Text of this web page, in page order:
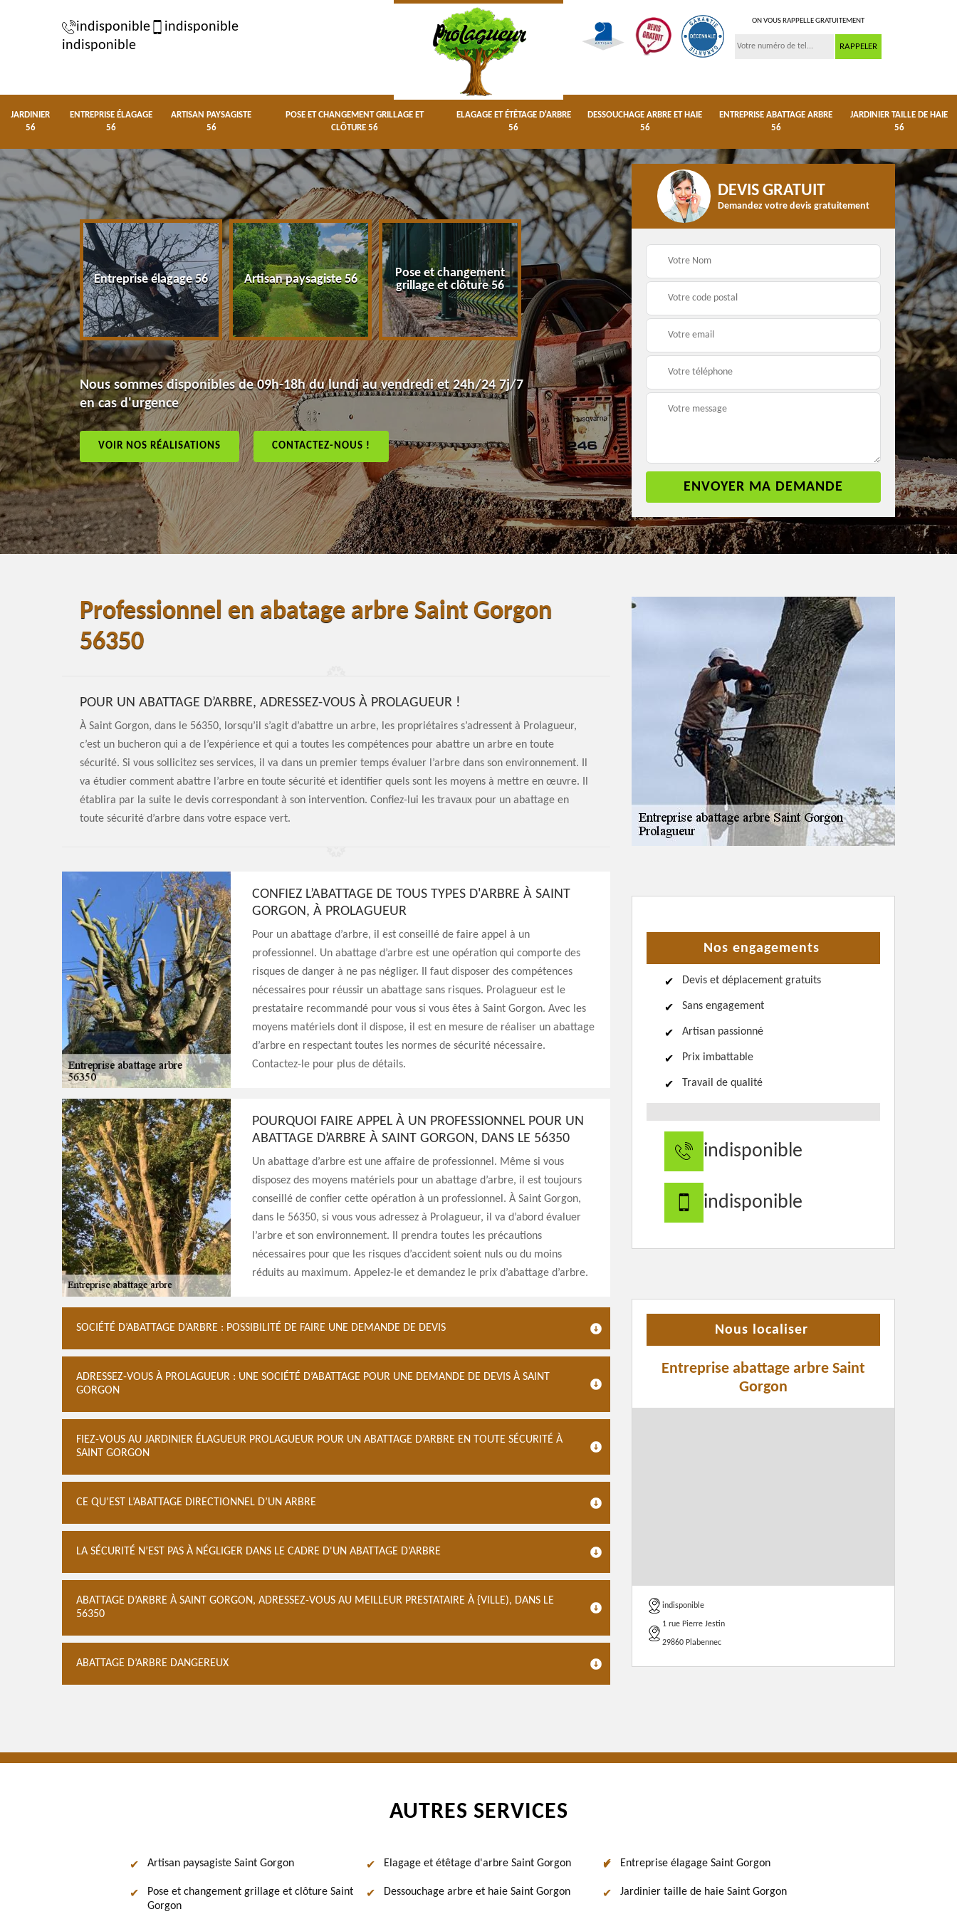
indisponible
indisponible
indisponible
ON VOUS RAPPELLE GRATUITEMENT
JARDINIER
56
ENTREPRISE ÉLAGAGE
56
ARTISAN PAYSAGISTE
56
POSE ET CHANGEMENT GRILLAGE ET
CLÔTURE 56
ELAGAGE ET ÉTÊTAGE D'ARBRE
56
DESSOUCHAGE ARBRE ET HAIE
56
ENTREPRISE ABATTAGE ARBRE
56
JARDINIER TAILLE DE HAIE
56
56 Entreprise élagage 56 Artisan paysagiste 56
Pose et changement
grillage et clôture 56
Elagage et étêtage
d'arbre 56
haie 56
Entreprise abattage
arbre 56
Nous sommes disponibles de 09h-18h du lundi au vendredi et 24h/24 7j/7
en cas d'urgence
VOIR NOS RÉALISATIONS CONTACTEZ-NOUS !
DEVIS GRATUIT
Demandez votre devis gratuitement
Professionnel en abatage arbre Saint Gorgon
56350
POUR UN ABATTAGE D’ARBRE, ADRESSEZ-VOUS À PROLAGUEUR !
À Saint Gorgon, dans le 56350, lorsqu’il s’agit d’abattre un arbre, les propriétaires s’adressent à Prolagueur,
c’est un bucheron qui a de l’expérience et qui a toutes les compétences pour abattre un arbre en toute
sécurité. Si vous sollicitez ses services, il va dans un premier temps évaluer l’arbre dans son environnement. Il
va étudier comment abattre l’arbre en toute sécurité et identifier quels sont les moyens à mettre en œuvre. Il
établira par la suite le devis correspondant à son intervention. Confiez-lui les travaux pour un abattage en
toute sécurité d’arbre dans votre espace vert.
CONFIEZ L’ABATTAGE DE TOUS TYPES D'ARBRE À SAINT
GORGON, À PROLAGUEUR
Pour un abattage d’arbre, il est conseillé de faire appel à un
professionnel. Un abattage d’arbre est une opération qui comporte des
risques de danger à ne pas négliger. Il faut disposer des compétences
nécessaires pour réussir un abattage sans risques. Prolagueur est le
prestataire recommandé pour vous si vous êtes à Saint Gorgon. Avec les
moyens matériels dont il dispose, il est en mesure de réaliser un abattage
d’arbre en respectant toutes les normes de sécurité nécessaire.
Contactez-le pour plus de détails.
POURQUOI FAIRE APPEL À UN PROFESSIONNEL POUR UN
ABATTAGE D’ARBRE À SAINT GORGON, DANS LE 56350
Un abattage d’arbre est une affaire de professionnel. Même si vous
disposez des moyens matériels pour un abattage d’arbre, il est toujours
conseillé de confier cette opération à un professionnel. À Saint Gorgon,
dans le 56350, si vous vous adressez à Prolagueur, il va d’abord évaluer
l’arbre et son environnement. Il prendra toutes les précautions
nécessaires pour que les risques d’accident soient nuls ou du moins
réduits au maximum. Appelez-le et demandez le prix d’abattage d’arbre.
SOCIÉTÉ D’ABATTAGE D’ARBRE : POSSIBILITÉ DE FAIRE UNE DEMANDE DE DEVIS
ADRESSEZ-VOUS À PROLAGUEUR : UNE SOCIÉTÉ D’ABATTAGE POUR UNE DEMANDE DE DEVIS À SAINT
GORGON
FIEZ-VOUS AU JARDINIER ÉLAGUEUR PROLAGUEUR POUR UN ABATTAGE D’ARBRE EN TOUTE SÉCURITÉ À
SAINT GORGON
CE QU’EST L’ABATTAGE DIRECTIONNEL D’UN ARBRE
LA SÉCURITÉ N’EST PAS À NÉGLIGER DANS LE CADRE D'UN ABATTAGE D’ARBRE
ABATTAGE D’ARBRE À SAINT GORGON, ADRESSEZ-VOUS AU MEILLEUR PRESTATAIRE À {VILLE), DANS LE
56350
ABATTAGE D’ARBRE DANGEREUX
Nos engagements
Devis et déplacement gratuits
Sans engagement
Artisan passionné
Prix imbattable
Travail de qualité
indisponible
indisponible
Nous localiser
Entreprise abattage arbre Saint
Gorgon
indisponible
1 rue Pierre Jestin
29860 Plabennec
AUTRES SERVICES
Artisan paysagiste Saint Gorgon
Pose et changement grillage et clôture Saint
Gorgon
Elagage et étêtage d'arbre Saint Gorgon
Dessouchage arbre et haie Saint Gorgon
Entreprise élagage Saint Gorgon
Jardinier taille de haie Saint Gorgon